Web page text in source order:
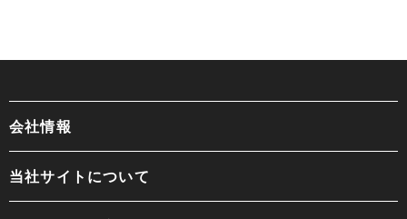
会社情報
当社サイトについて